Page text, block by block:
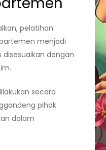
pelatihan
menjadi
disesuaikan dengan
secara
pihak
dalam